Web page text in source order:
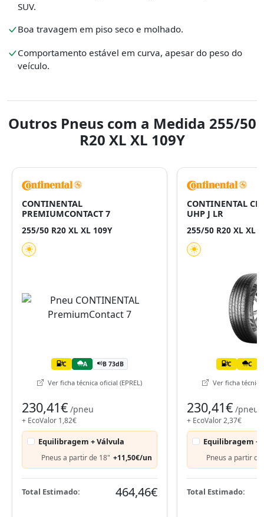
SUV.
Boa travagem em piso seco e molhado.
Comportamento estável em curva, apesar do peso do
veículo.
Outros Pneus com a Medida 255/50
R20 XL XL 109Y
CONTINENTAL
PREMIUMCONTACT 7
255/50 R20 XL XL 109Y
C A B 73dB
Ver ficha técnica oficial (EPREL)
230,41€ /pneu
+ EcoValor 1,82€
Equilibragem + Válvula
Pneus a partir de 18" +11,50€/un
Total Estimado: 464,46€
CONTINENTAL
UHP J LR
255/50 R20 XL XL
C C
Ver ficha técnica
230,41€ /pneu
+ EcoValor 2,37€
Equilibragem +
Pneus a partir
Total Estimado: